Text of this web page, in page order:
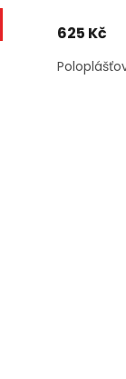
625 Kč